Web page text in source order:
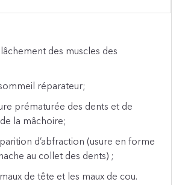
des muscles des
réparateur;
prématurée des dents et de
de la mâchoire;
d’abfraction (usure en forme
au collet des dents) ;
de tête et les maux de cou.